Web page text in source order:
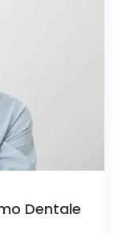
Dentale